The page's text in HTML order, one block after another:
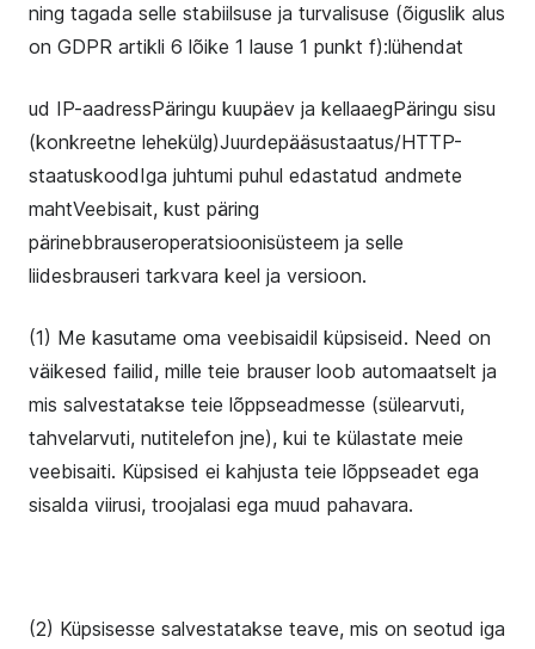
ning tagada selle stabiilsuse ja turvalisuse (õiguslik alus
on GDPR artikli 6 lõike 1 lause 1 punkt f):lühendat
ud IP-aadressPäringu kuupäev ja kellaaegPäringu sisu
(konkreetne lehekülg)Juurdepääsustaatus/HTTP-
staatuskoodIga juhtumi puhul edastatud andmete
mahtVeebisait, kust päring
pärinebbrauseroperatsioonisüsteem ja selle
liidesbrauseri tarkvara keel ja versioon.
(1) Me kasutame oma veebisaidil küpsiseid. Need on
väikesed failid, mille teie brauser loob automaatselt ja
mis salvestatakse teie lõppseadmesse (sülearvuti,
tahvelarvuti, nutitelefon jne), kui te külastate meie
veebisaiti. Küpsised ei kahjusta teie lõppseadet ega
sisalda viirusi, troojalasi ega muud pahavara.
(2) Küpsisesse salvestatakse teave, mis on seotud iga